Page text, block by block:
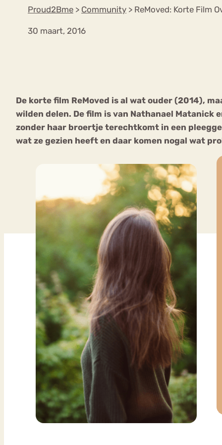
Proud2Bme > Community > ReMoved: Korte Film
30 maart, 2016
De korte film ReMoved is al wat ouder (2014),
wilden delen. De film is van Nathanael
zonder haar broertje terechtkomt in een
wat ze gezien heeft en daar komen nogal wat
Orthorexia
Afvallen Angst